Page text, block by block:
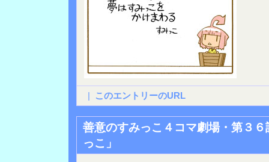
| このエントリーのURL
善意のすみっこ４コマ劇場・第３
っこ」